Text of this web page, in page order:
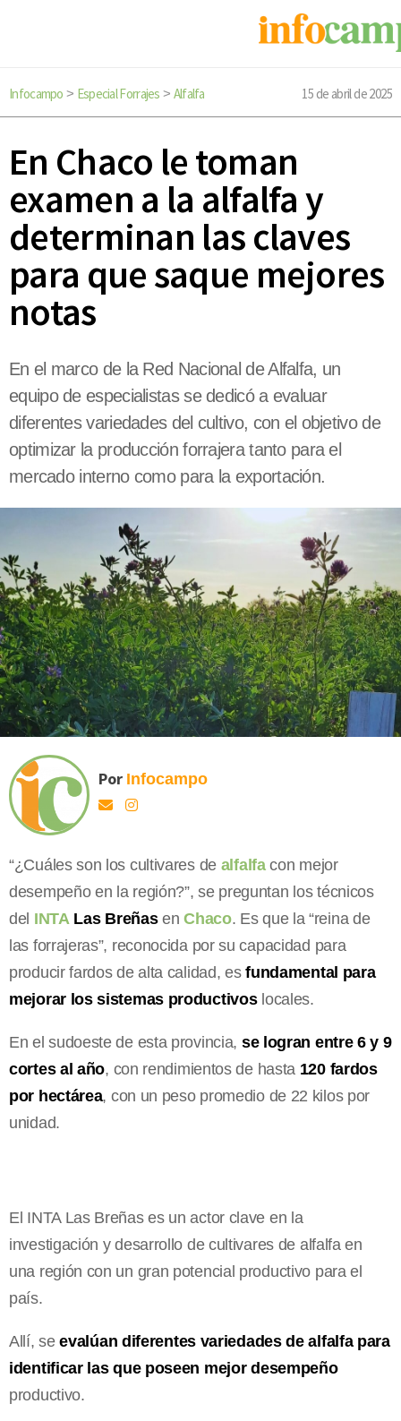
Infocampo > Especial Forrajes > Alfalfa 15 de abril de 2025
En Chaco le toman
examen a la alfalfa y
determinan las claves
para que saque mejores
notas
En el marco de la Red Nacional de Alfalfa, un
equipo de especialistas se dedicó a evaluar
diferentes variedades del cultivo, con el objetivo de
optimizar la producción forrajera tanto para el
mercado interno como para la exportación.
Por Infocampo
“¿Cuáles son los cultivares de alfalfacon mejor
desempeño en la región?”, se preguntan los técnicos
del INTA Las BreñasenChaco. Es que la “reina de
las forrajeras”, reconocida por su capacidad para
producir fardos de alta calidad, esfundamental para
mejorar los sistemas productivoslocales.
En el sudoeste de esta provincia, se logran entre 6 y 9
cortes al año, con rendimientos de hasta 120 fardos
por hectárea, con un peso promedio de 22 kilos por
unidad.
El INTA Las Breñas es un actor clave en la
investigación y desarrollo de cultivares de alfalfa en
una región con un gran potencial productivo para el
país.
Allí, seevalúan diferentes variedades de alfalfa para
identificar las que poseen mejor desempeño
productivo.